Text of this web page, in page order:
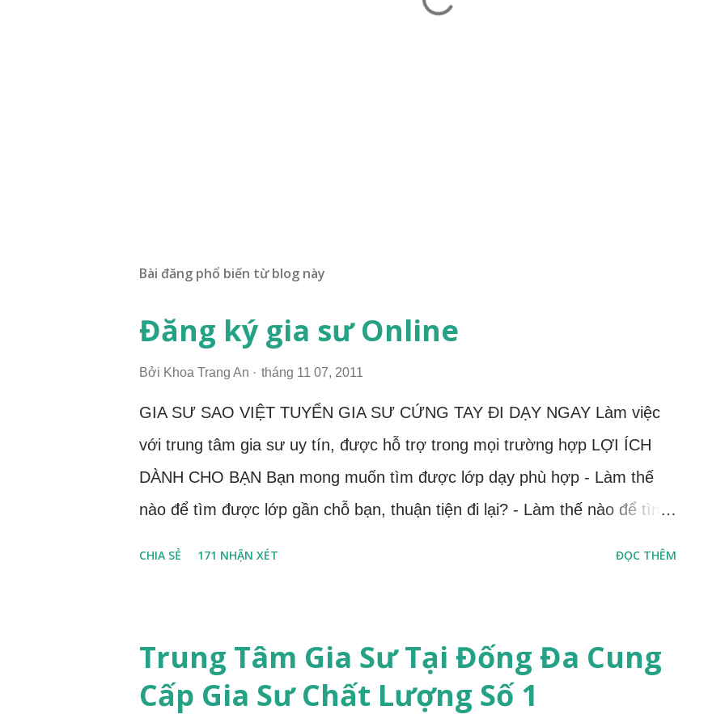
Bài đăng phổ biến từ blog này
Đăng ký gia sư Online
Bởi Khoa Trang An tháng 11 07, 2011
GIA SƯ SAO VIỆT TUYỂN GIA SƯ CỨNG TAY ĐI DẠY NGAY Làm việc
với trung tâm gia sư uy tín, được hỗ trợ trong mọi trường hợp LỢI ÍCH
DÀNH CHO BẠN Bạn mong muốn tìm được lớp dạy phù hợp - Làm thế
nào để tìm được lớp gần chỗ bạn, thuận tiện đi lại? - Làm thế nào để tìm
để nhận được thông báo lớp mới phù hợp với năng lực và điều kiện hiện
tại của bạn? Trung tâm gia sư Sao Việt - trung tâm gia sư uy tín tại Hà Nội
CHIA SẺ 171 NHẬN XÉT ĐỌC THÊM
Trung Tâm Gia Sư Tại Đống Đa Cung
Cấp Gia Sư Chất Lượng Số 1